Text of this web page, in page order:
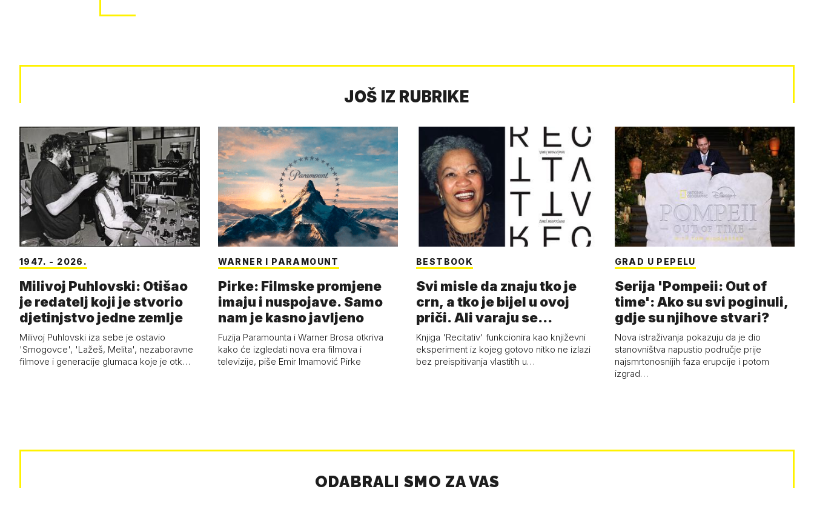
JOŠ IZ RUBRIKE
1947. - 2026.
Milivoj Puhlovski: Otišao
je redatelj koji je stvorio
djetinjstvo jedne zemlje
Milivoj Puhlovski iza sebe je ostavio
'Smogovce', 'Lažeš, Melita', nezaboravne
filmove i generacije glumaca koje je otk…
WARNER I PARAMOUNT
Pirke: Filmske promjene
imaju i nuspojave. Samo
nam je kasno javljeno
Fuzija Paramounta i Warner Brosa otkriva
kako će izgledati nova era filmova i
televizije, piše Emir Imamović Pirke
BESTBOOK
Svi misle da znaju tko je
crn, a tko je bijel u ovoj
priči. Ali varaju se...
Knjiga 'Recitativ' funkcionira kao književni
eksperiment iz kojeg gotovo nitko ne izlazi
bez preispitivanja vlastitih u…
GRAD U PEPELU
Serija 'Pompeii: Out of
time': Ako su svi poginuli,
gdje su njihove stvari?
Nova istraživanja pokazuju da je dio
stanovništva napustio područje prije
najsmrtonosnijih faza erupcije i potom
izgrad…